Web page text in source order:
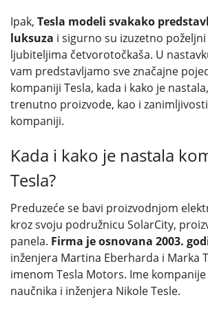
Ipak, Tesla modeli svakako
luksuza i sigurno su izuzetno
ljubiteljima četvorotočkaša. U
vam predstavljamo sve značajne
kompaniji Tesla, kada i kako je
trenutno proizvode, kao i
kompaniji.
Kada i kako je nastala
Tesla?
Preduzeće se bavi proizvodnjom
kroz svoju podružnicu SolarCity,
panela. Firma je osnovana 2003.
inženjera Martina Eberharda i Marka
imenom Tesla Motors. Ime
naučnika i inženjera Nikole Tesle.